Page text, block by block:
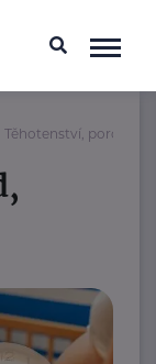
Těhotenství, porod,